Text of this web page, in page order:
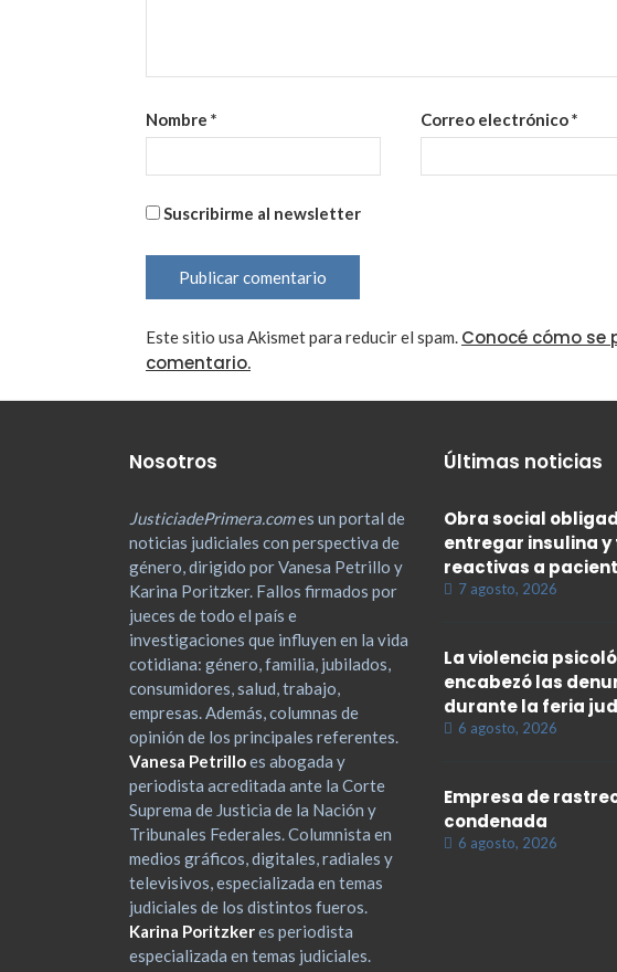
Nombre * Correo electrónico*
Suscribirme al newsletter
Este sitio usa Akismet para reducir el spam. Conocé cómo se
comentario.
Nosotros
JusticiadePrimera.comes un portal de
noticias judiciales con perspectiva de
género, dirigido por Vanesa Petrillo y
Karina Poritzker. Fallos firmados por
jueces de todo el país e
investigaciones que influyen en la vida
cotidiana: género, familia, jubilados,
consumidores, salud, trabajo,
empresas. Además, columnas de
opinión de los principales referentes.
Vanesa Petrilloes abogada y
periodista acreditada ante la Corte
Suprema de Justicia de la Nación y
Tribunales Federales. Columnista en
medios gráficos, digitales, radiales y
televisivos, especializada en temas
judiciales de los distintos fueros.
Karina Poritzkeres periodista
especializada en temas judiciales.
Últimas noticias
Obra social
entregar insulina y
reactivas a
7 agosto, 2026
La violencia
encabezó las
durante la feria
6 agosto, 2026
Empresa de
condenada
6 agosto, 2026